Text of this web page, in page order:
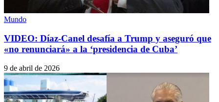
Mundo
VIDEO: Díaz-Canel desafía a Trump y aseguró que
«no renunciará» a la ‘presidencia de Cuba’
9 de abril de 2026